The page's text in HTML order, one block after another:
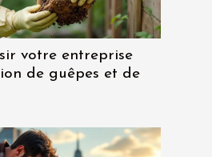
votre entreprise
de guêpes et de